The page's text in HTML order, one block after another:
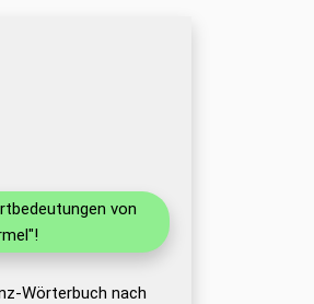
von
Wörterbuch nach